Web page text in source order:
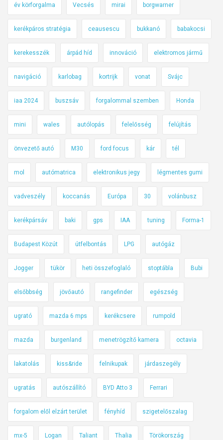
év körforgalma Vecsés mirai borgwarner
kerékpáros stratégia ceausescu bukkanó babakocsi
kerekesszék árpád híd innováció elektromos jármű
navigáció karlobag kortrijk vonat Svájc
iaa 2024 buszsáv forgalommal szemben Honda
mini wales autólopás felelősség felújítás
önvezető autó M30 ford focus kár tél
mol autómatrica elektronikus jegy légmentes gumi
vadveszély koccanás Európa 30 volánbusz
kerékpársáv baki gps IAA tuning Forma-1
Budapest Közút útfelbontás LPG autógáz
Jogger tükör heti összefoglaló stoptábla Bubi
elsőbbség jövőautó rangefinder egészség
ugrató mazda 6 mps kerékcsere rumpold
mazda burgenland menetrögzítő kamera octavia
lakatolás kiss&ride felnikupak járdaszegély
ugratás autószállító BYD Atto 3 Ferrari
forgalom elől elzárt terület fényhíd szigetelőszalag
mx-5 Logan Taliant Thalia Törökország